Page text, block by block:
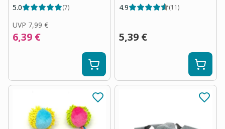
5.0
(7)
UVP 7,99 €
6,39 €
4.9
(11)
5,39 €